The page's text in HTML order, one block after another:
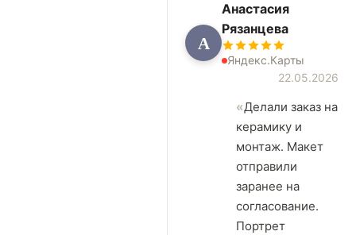
А
Анастасия
Рязанцева
Яндекс.Карты
22.05.2026
Делали заказ на
керамику и
монтаж. Макет
отправили
заранее на
согласование.
Портрет